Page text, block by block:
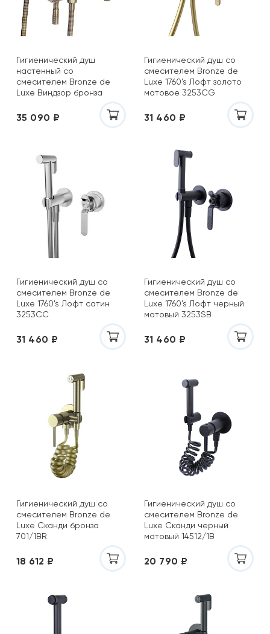
Гигиенический душ
настенный со
смесителем Bronze de
Luxe Виндзор бронза
35 090 ₽
Гигиенический душ со
смесителем Bronze de
Luxe 1760's Лофт золото
матовое 3253CG
31 460 ₽
Гигиенический душ со
смесителем Bronze de
Luxe 1760's Лофт сатин
3253CC
31 460 ₽
Гигиенический душ со
смесителем Bronze de
Luxe 1760's Лофт черный
матовый 3253SB
31 460 ₽
Гигиенический душ со
смесителем Bronze de
Luxe Сканди бронза
701/1BR
18 612 ₽
Гигиенический душ со
смесителем Bronze de
Luxe Сканди черный
матовый 14512/1B
20 790 ₽